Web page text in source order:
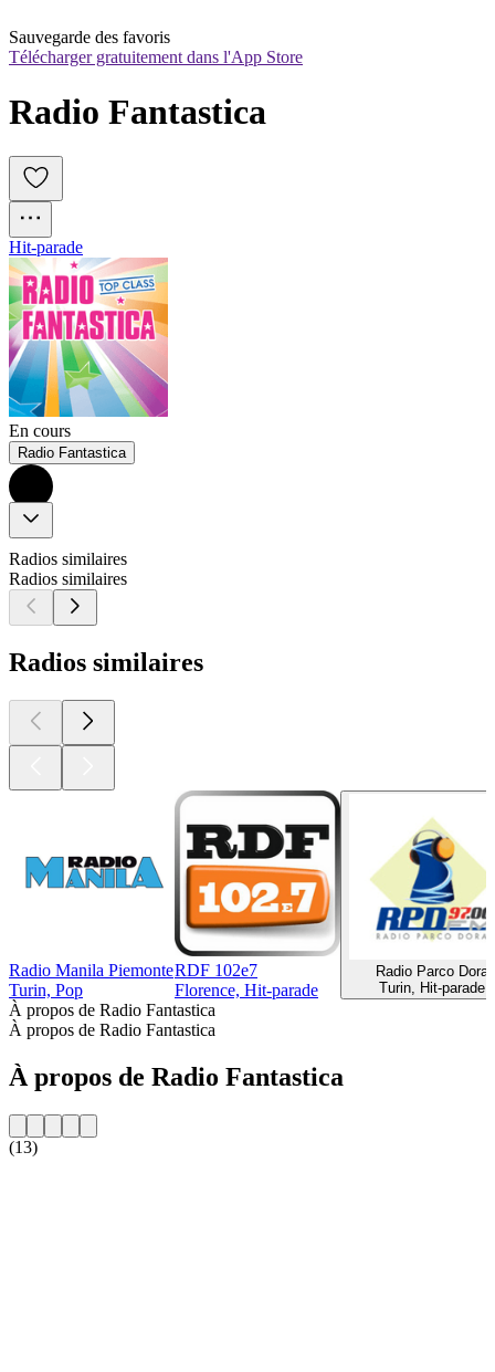
Sauvegarde des favoris
Télécharger gratuitement dans l'App Store
Radio Fantastica
Hit-parade
En cours
Radio Fantastica
Radios similaires
Radios similaires
Radios similaires
Radio Manila Piemonte
Turin, Pop
RDF 102e7
Florence, Hit-parade
Radio Parco Dora
Turin, Hit-parade
À propos de Radio Fantastica
À propos de Radio Fantastica
À propos de Radio Fantastica
(13)